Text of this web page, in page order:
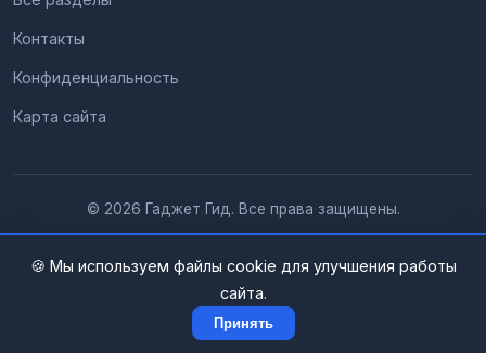
Контакты
Конфиденциальность
Карта сайта
© 2026 Гаджет Гид. Все права защищены.
🍪 Мы используем файлы cookie для улучшения работы
сайта.
Принять